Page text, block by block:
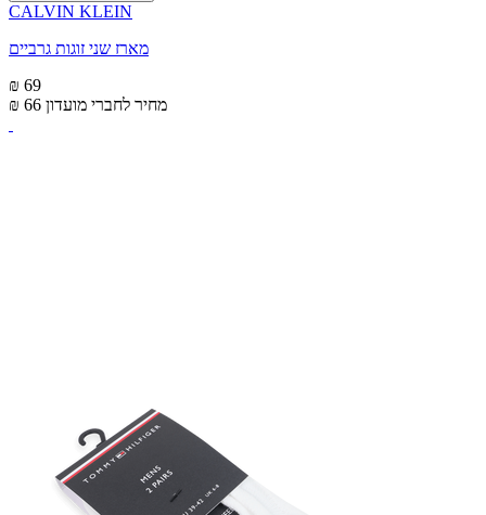
CALVIN KLEIN
מארז שני זוגות גרביים
₪ 69
₪ 66 מחיר לחברי מועדון